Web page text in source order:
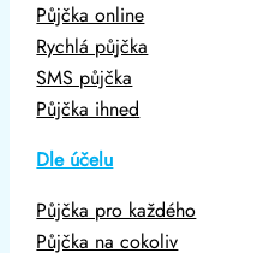
Půjčka online
Rychlá půjčka
SMS půjčka
Půjčka ihned
Dle účelu
Půjčka pro každého
Půjčka na cokoliv